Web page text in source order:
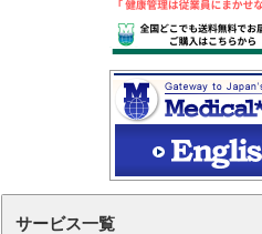
サービス一覧